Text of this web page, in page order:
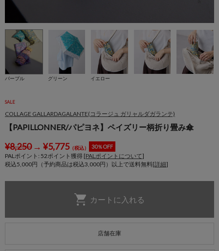
パープル グリーン イエロー
SALE
COLLAGE GALLARDAGALANTE(コラージュ ガリャルダガランテ)
【PAPILLONNER/パピヨネ】ペイズリー柄折り畳み傘
¥8,250→ ¥5,775（税込） 30％OFF
PALポイント: 52ポイント獲得 [PALポイントについて]
税込5,000円（予約商品は税込3,000円）以上で送料無料[詳細]
店舗在庫